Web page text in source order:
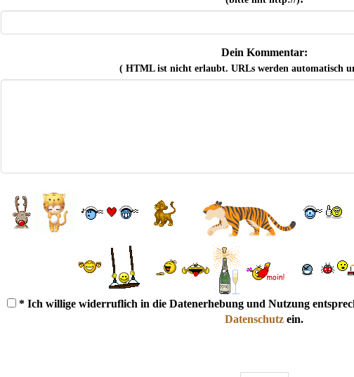
Dein Kommentar:
( HTML ist nichterlaubt. URLs werden automatisch
* Ich willige widerruflich in die Datenerhebung und Nutzung
Datenschutz ein.